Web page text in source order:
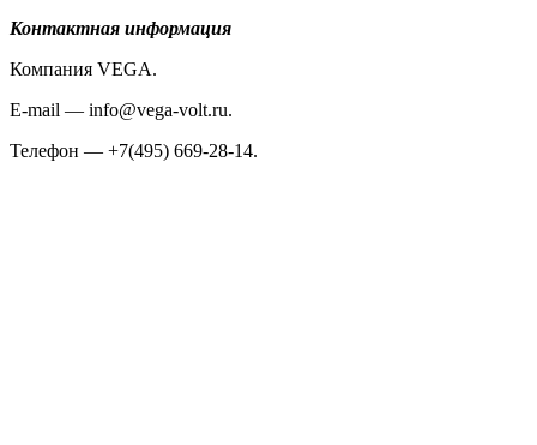
Контактная информация
Компания VEGA.
E-mail — info@vega-volt.ru.
Телефон — +7(495) 669-28-14.